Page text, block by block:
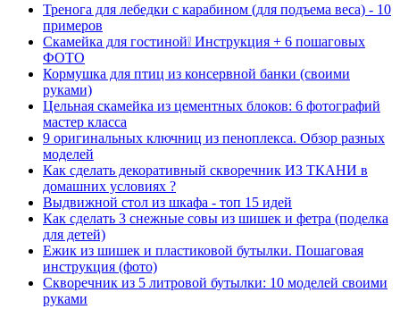
Тренога для лебедки с карабином (для подъема веса) - 10
примеров
Скамейка для гостиной❕ Инструкция + 6 пошаговых
ФОТО
Кормушка для птиц из консервной банки (своими
руками)
Цельная скамейка из цементных блоков: 6 фотографий
мастер класса
9 оригинальных ключниц из пеноплекса. Обзор разных
моделей
Как сделать декоративный скворечник ИЗ ТКАНИ в
домашних условиях ?
Выдвижной стол из шкафа - топ 15 идей
Как сделать 3 снежные совы из шишек и фетра (поделка
для детей)
Ежик из шишек и пластиковой бутылки. Пошаговая
инструкция (фото)
Скворечник из 5 литровой бутылки: 10 моделей своими
руками